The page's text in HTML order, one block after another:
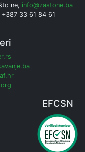
ne, info@zastone.ba
+387 33 61 84 61
EFCSN